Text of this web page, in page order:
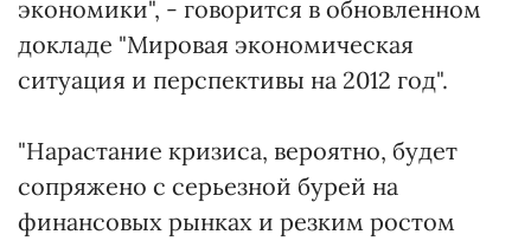
экономики", - говорится в обновленном
докладе "Мировая экономическая
ситуация и перспективы на 2012 год".
"Нарастание кризиса, вероятно, будет
сопряжено с серьезной бурей на
финансовых рынках и резким ростом